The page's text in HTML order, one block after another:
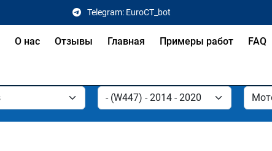
Telegram: EuroCT_bot
О нас Отзывы Главная Примеры работ FAQ